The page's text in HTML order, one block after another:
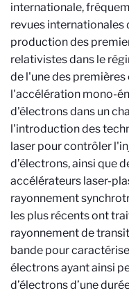
internationale,
revues internationales
production des
relativistes dans le
de l'une des
l'accélération mono-
d'électrons dans un
l'introduction des
laser pour contrôler
d’électrons, ainsi que
accélérateurs laser-
rayonnement
les plus récents ont
rayonnement de
bande pour
électrons ayant ainsi
d’électrons d’une